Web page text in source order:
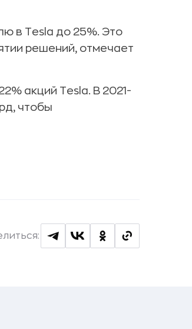
в Tesla до 25%. Это
решений, отмечает
акций Tesla. В 2021-
чтобы